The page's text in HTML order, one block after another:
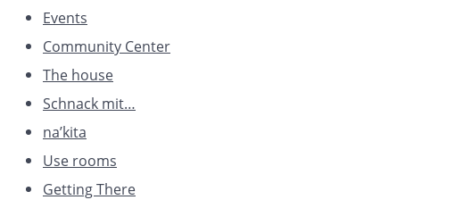
Events
Community Center
The house
Schnack mit…
na’kita
Use rooms
Getting There